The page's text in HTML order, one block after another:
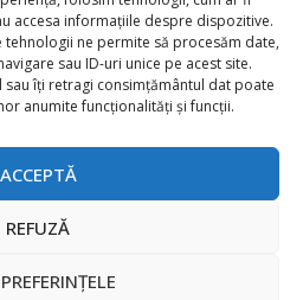
accesa informațiile despre dispozitive.
ne permite să procesăm date,
sau ID-uri unice pe acest site.
sau îți retragi consimțământul dat poate
anumite funcționalități și funcții.
ACCEPTĂ
REFUZĂ
Publicitate
Azi”